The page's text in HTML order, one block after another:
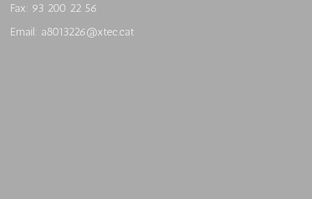
Fax: 93 200 22 56
Email: a8013226@xtec.cat